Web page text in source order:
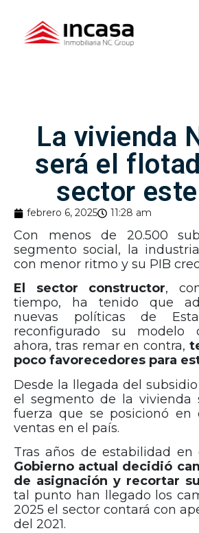
La vivienda
será el
sector
febrero 6, 2025 11:28 am
Con menos de 20.500
segmento social, la
con menor ritmo y su PIB
El sector constructor,
tiempo, ha tenido que
nuevas políticas de
reconfigurado su modelo
ahora, tras remar en contra,
poco favorecedores para
Desde la llegada del
el segmento de la vivienda
fuerza que se posicionó en
ventas en el país.
Tras años de estabilidad en
Gobierno actual decidió
de asignación y recortar
tal punto han llegado los
2025 el sector contará con
del 2021.